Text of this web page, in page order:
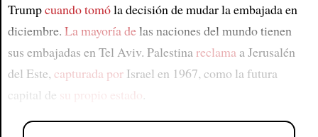
Trumpcuando tomóla decisión de mudar la embajada en
diciembre. La mayoría delas naciones del mundo tienen
sus embajadas en Tel Aviv. Palestinareclamaa Jerusalén
del Este, capturada porIsrael en 1967, como la futura
capital de su propio estado